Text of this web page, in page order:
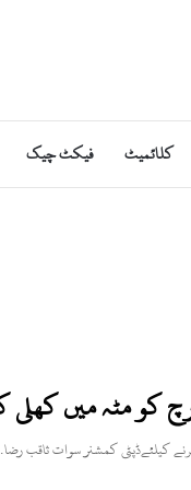
کلائمیٹ فیکٹ چیک